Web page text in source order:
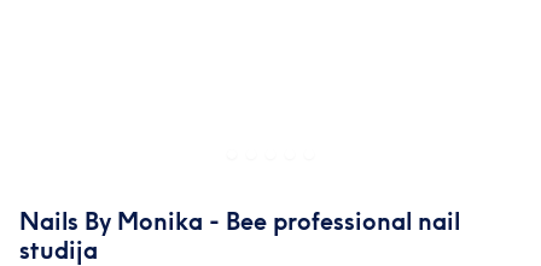
Nails By Monika - Bee professional nail
studija